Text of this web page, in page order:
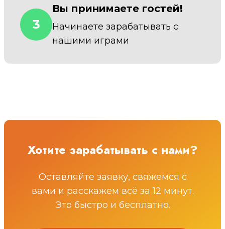
3
Вы принимаете гостей!
Начинаете зарабатывать с
нашими играми
Хотите зарабатывать с нами?
Оставляйте заявку, свяжемся с
вами и расскажем всё за 12 минут.
Это быстро и бесплатно.